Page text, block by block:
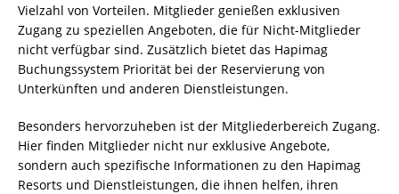
Vielzahl von Vorteilen. Mitglieder genießen exklusiven
Zugang zu speziellen Angeboten, die für Nicht-Mitglieder
nicht verfügbar sind. Zusätzlich bietet das Hapimag
Buchungssystem Priorität bei der Reservierung von
Unterkünften und anderen Dienstleistungen.
Besonders hervorzuheben ist der Mitgliederbereich Zugang.
Hier finden Mitglieder nicht nur exklusive Angebote,
sondern auch spezifische Informationen zu den Hapimag
Resorts und Dienstleistungen, die ihnen helfen, ihren